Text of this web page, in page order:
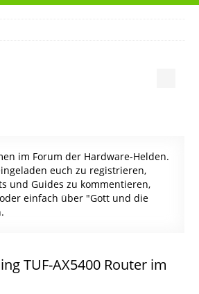
im Forum der Hardware-Helden.
euch zu registrieren,
und Guides zu kommentieren,
einfach über "Gott und die
TUF-AX5400 Router im